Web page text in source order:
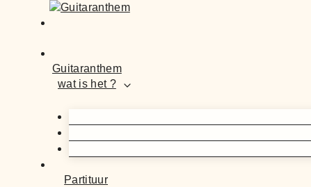
Guitaranthem
wat is het ?
Partituur